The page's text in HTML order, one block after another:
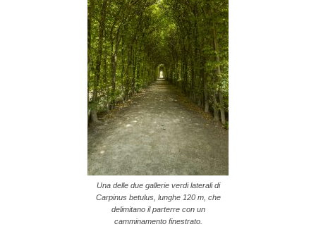
Una delle due gallerie verdi laterali di
Carpinus betulus, lunghe 120 m, che
delimitano il parterre con un
camminamento finestrato.